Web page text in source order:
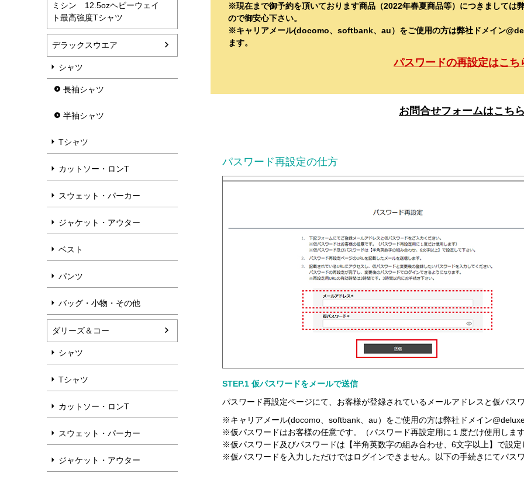
ミシン 12.5ozヘビーウェイ
ト最高強度Tシャツ
デラックスウエア
シャツ
長袖シャツ
半袖シャツ
Tシャツ
カットソー・ロンT
スウェット・パーカー
ジャケット・アウター
ベスト
パンツ
バッグ・小物・その他
ダリーズ＆コー
シャツ
Tシャツ
カットソー・ロンT
スウェット・パーカー
ジャケット・アウター
※現在まで御予約を頂いております商品（2022年春夏商品等）につきましては
ので御安心下さい。
※キャリアメール(docomo、softbank、au）をご使用の方は弊社ドメイン
ます。
パスワードの再設定はこち
お問合せフォームはこち
パスワード再設定の仕方
STEP.1 仮パスワードをメールで送信
パスワード再設定ページにて、お客様が登録されているメールアドレスと仮パス
※キャリアメール(docomo、softbank、au）をご使用の方は弊社ドメイン
※仮パスワードはお客様の任意です。（パスワード再設定用に１度だけ使用しま
※仮パスワード及びパスワードは【半角英数字の組み合わせ、6文字以上】で設定
※仮パスワードを入力しただけではログインできません。以下の手続きにてパス